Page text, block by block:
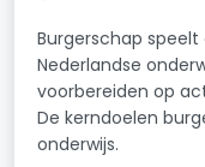
Burgerschap
Nederlandse
voorbereiden op
De kerndoelen
onderwijs.